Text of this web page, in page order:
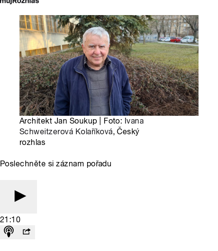
Architekt Jan Soukup | Foto: Ivana
Schweitzerová Kolaříková, Český
rozhlas
Poslechněte si záznam pořadu
21:10